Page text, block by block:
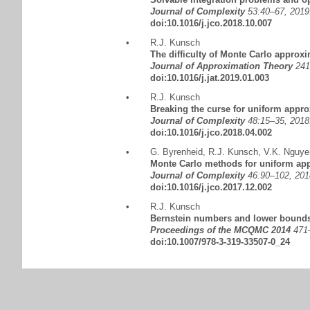
Journal of Complexity53:40–67,
doi:10.1016/j.jco.2018.10.007
•
R.J. Kunsch
The difficulty of Monte Carlo
Journal of Approximation Theory
doi:10.1016/j.jat.2019.01.003
•
R.J. Kunsch
Breaking the curse for uniform
Journal of Complexity48:15–35,
doi:10.1016/j.jco.2018.04.002
•
G. Byrenheid, R.J. Kunsch, V.K.
Monte Carlo methods for uniform
Journal of Complexity46:90–102,
doi:10.1016/j.jco.2017.12.002
•
R.J. Kunsch
Bernstein numbers and lower
Proceedings of the MCQMC 2014
doi:10.1007/978-3-319-33507-0_24